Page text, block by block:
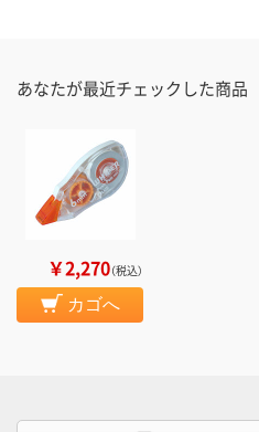
あなたが最近チェックした商品
￥2,270（税込）
カゴへ